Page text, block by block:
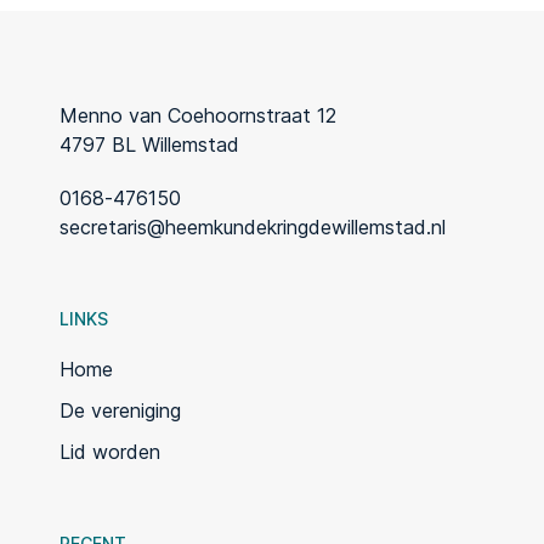
Menno van Coehoornstraat 12
4797 BL Willemstad
0168-476150
secretaris@heemkundekringdewillemstad.nl
LINKS
Home
De vereniging
Lid worden